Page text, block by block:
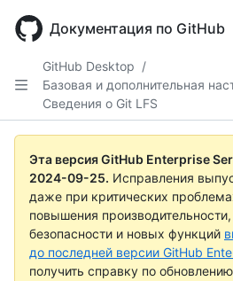
main
Документация по GitHub
GitHub Desktop /
Базовая и дополнительная
Сведения о Git LFS
Эта версия GitHub Enterprise
2024-09-25. Исправления
даже при критических
повышения
безопасности и новых функций
до последней версии GitHub
получить справку по